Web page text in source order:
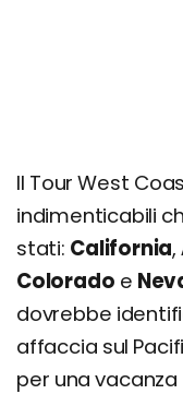
Parco
Tour
Il Tour West
indimenticabili
stati: California,
Colorado e
dovrebbe
affaccia sul
per una vacanza